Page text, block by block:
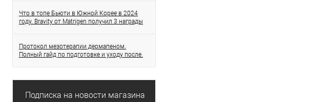
Что в топе Бьюти в Южной Корее в 2024
году. Bravity от Matrigen получил 3 награды
Протокол мезотерапии дермапеном.
Полный гайд по подготовке и уходу после.
Подписка на новости магазина